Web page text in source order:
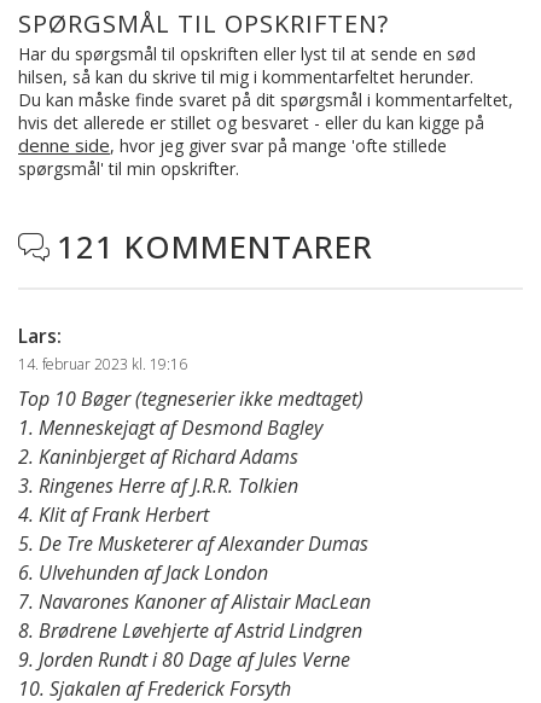
SPØRGSMÅL TIL OPSKRIFTEN?
Har du spørgsmål til opskriften eller lyst til at sende en sød
hilsen, så kan du skrive til mig i kommentarfeltet herunder.
Du kan måske finde svaret på dit spørgsmål i kommentarfeltet,
hvis det allerede er stillet og besvaret - eller du kan kigge på
denne side, hvor jeg giver svar på mange 'ofte stillede
spørgsmål' til min opskrifter.
 121 KOMMENTARER
Lars:
14. februar 2023 kl. 19:16
Top 10 Bøger (tegneserier ikke medtaget)
1. Menneskejagt af Desmond Bagley
2. Kaninbjerget af Richard Adams
3. Ringenes Herre af J.R.R. Tolkien
4. Klit af Frank Herbert
5. De Tre Musketerer af Alexander Dumas
6. Ulvehunden af Jack London
7. Navarones Kanoner af Alistair MacLean
8. Brødrene Løvehjerte af Astrid Lindgren
9. Jorden Rundt i 80 Dage af Jules Verne
10. Sjakalen af Frederick Forsyth